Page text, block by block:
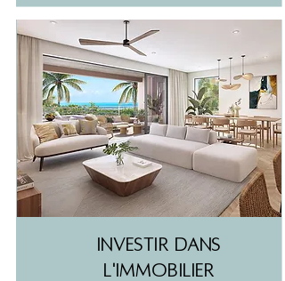
INVESTIR DANS
L'IMMOBILIER